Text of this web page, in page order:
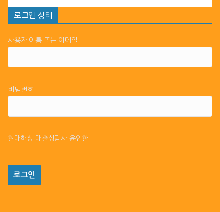
로그인 상태
사용자 이름 또는 이메일
비밀번호
현대해상 대출상담사 윤인한